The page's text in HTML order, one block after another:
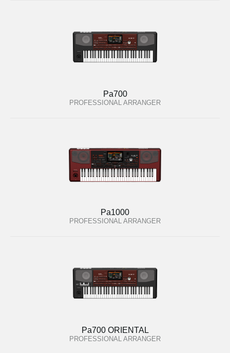
Pa700
PROFESSIONAL ARRANGER
Pa1000
PROFESSIONAL ARRANGER
Pa700 ORIENTAL
PROFESSIONAL ARRANGER